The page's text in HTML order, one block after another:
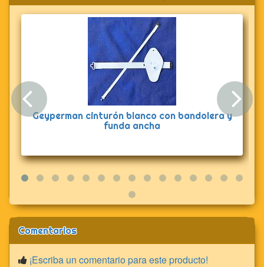
Geyperman cinturón blanco con bandolera y
funda ancha
Anterior
Comentarios
¡Escriba un comentario para este producto!